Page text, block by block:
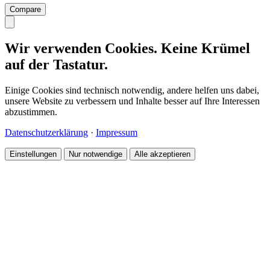
Compare
Wir verwenden Cookies. Keine Krümel
auf der Tastatur.
Einige Cookies sind technisch notwendig, andere helfen uns dabei,
unsere Website zu verbessern und Inhalte besser auf Ihre Interessen
abzustimmen.
Datenschutzerklärung · Impressum
Einstellungen Nur notwendige Alle akzeptieren